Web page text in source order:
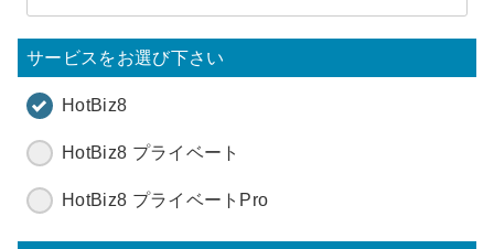
サービスをお選び下さい
HotBiz8
HotBiz8 プライベート
HotBiz8 プライベートPro